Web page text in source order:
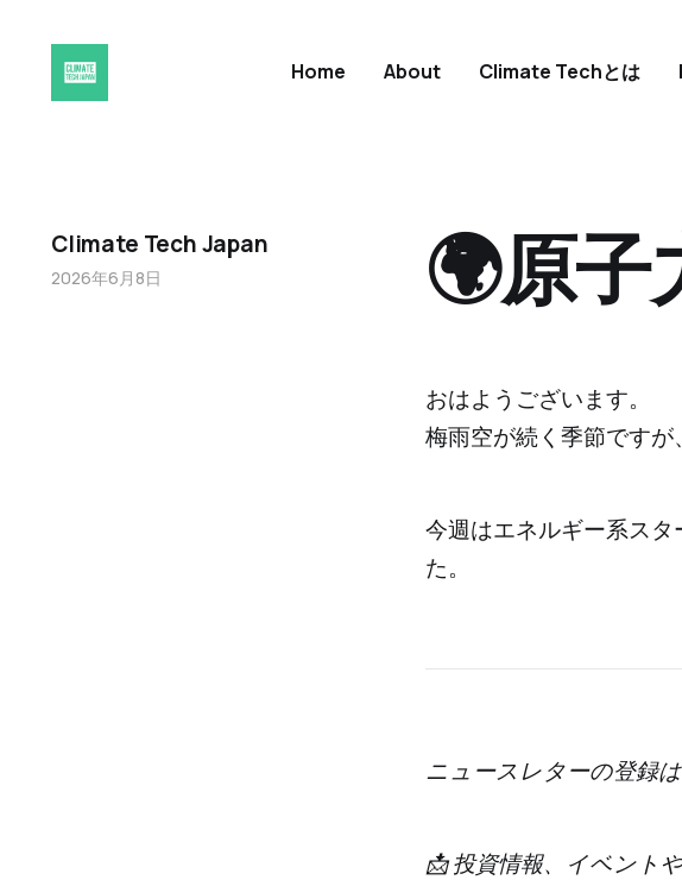
Home About Climate Techとは
おはようございます。
梅雨空が続く季節ですが
今週はエネルギー系ス
た。
ニュースレターの登録
📩 投資情報、イベント
🌍原子
Climate Tech Japan
2026年6月8日